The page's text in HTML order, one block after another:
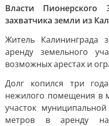
Власти
захватчика земли из
Житель Калининграда
аренду земельного
возможных арестах и
Долг копился три
нежилого помещения в
участок
метров в аренду